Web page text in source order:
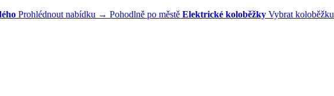
Prohlédnout nabídku → Pohodlně po městě Elektrické koloběžky Vybrat koloběžku